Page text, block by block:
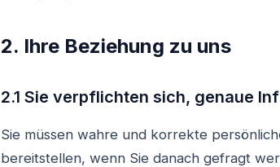
2. Ihre Beziehung zu uns
2.1 Sie verpflichten sich, genaue
Sie müssen wahre und korrekte
bereitstellen, wenn Sie danach gefragt